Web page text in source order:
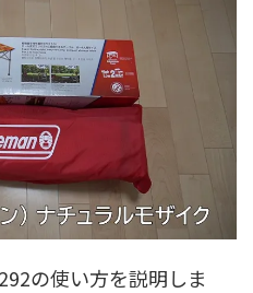
の使い方を説明しま